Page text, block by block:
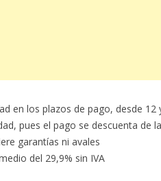
en los plazos de pago, desde 12
pues el pago se descuenta de
garantías ni avales
del 29,9% sin IVA